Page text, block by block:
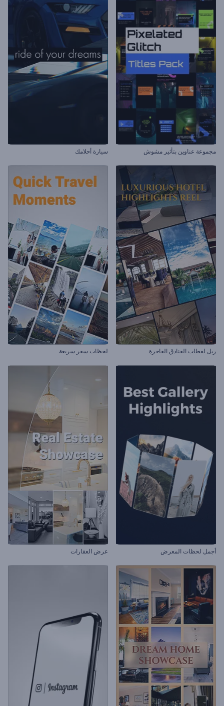
مجموعة عناوين بتأثير مشوش سيارة أحلامك
ريل لقطات الفنادق الفاخرة لحظات سفر سريعة
أجمل لحظات المعرض عرض العقارات